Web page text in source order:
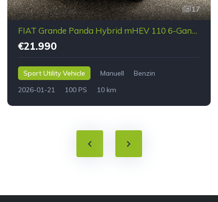
17
FIAT Grande Panda Hybrid mHEV 110 6-Gang eDCT LaPrima
€21.990
Sport Utility Vehicle Manuell
Benzin
2026-01-21
100 PS 10 km